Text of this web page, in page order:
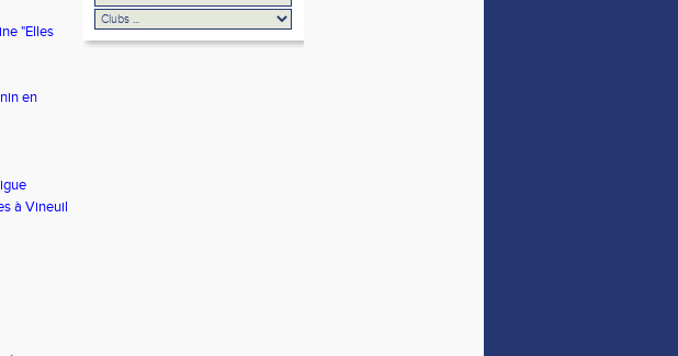
"Elles
en
à Vineuil